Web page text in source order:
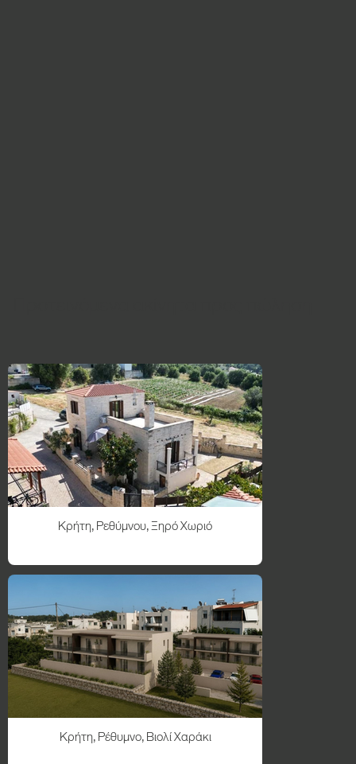
Κρήτη, Ρεθύμνου, Ξηρό Χωριό
Κρήτη, Ρέθυμνο, Βιολί Χαράκι